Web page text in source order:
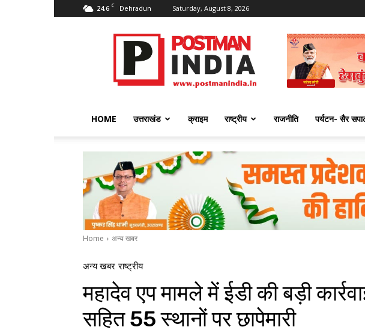
24.6 C Dehradun Saturday, August 8, 2026
PostmanIndia
HOME उत्तराखंड क्राइम राष्ट्रीय राजनीति पर्यटन- सैर
Home अन्य खबर
अन्य खबर राष्ट्रीय
महादेव एप मामले में ईडी की बड़ी
सहित 55 स्थानों पर छापेमारी